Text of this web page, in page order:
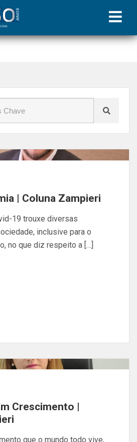
| Coluna Zampieri
19 trouxe diversas
inclusive para o
no que diz respeito a […]
Crescimento |
que o mundo todo vive,